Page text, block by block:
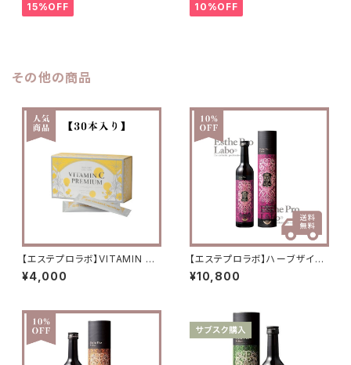
15%OFF 10%OFF
その他の商品
【エステプロラボ】VITAMIN C
PREMIUM（ビタミンCプレミア
ム）30包
¥4,000
【エステプロラボ】ハーブザイム1
13グランプロ【オラックス】
¥10,800